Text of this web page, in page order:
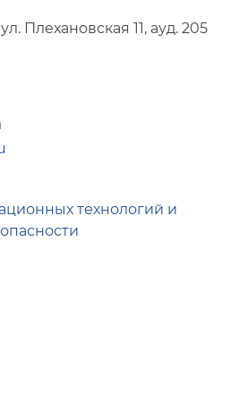
Плехановская 11, ауд. 205
технологий и